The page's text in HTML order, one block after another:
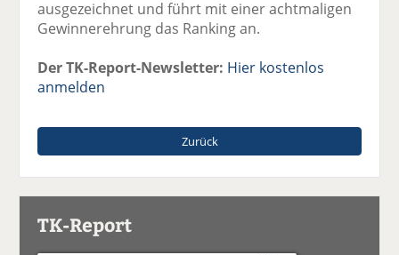
ausgezeichnet und führt mit einer achtmaligen
Gewinnerehrung das Ranking an.
Der TK-Report-Newsletter: Hier kostenlos
anmelden
Zurück
TK-Report